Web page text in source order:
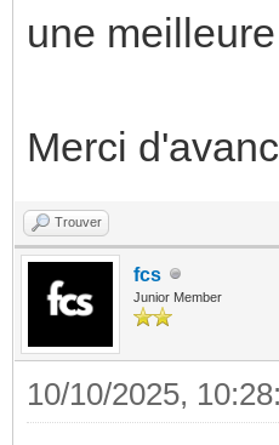
une
Merci
Trouver
fcs
Junior Member
10/10/2025,